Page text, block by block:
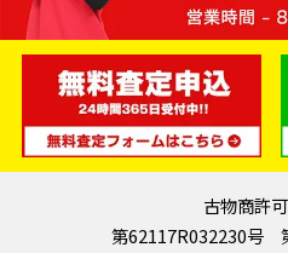
古物商許
第62117R032230号